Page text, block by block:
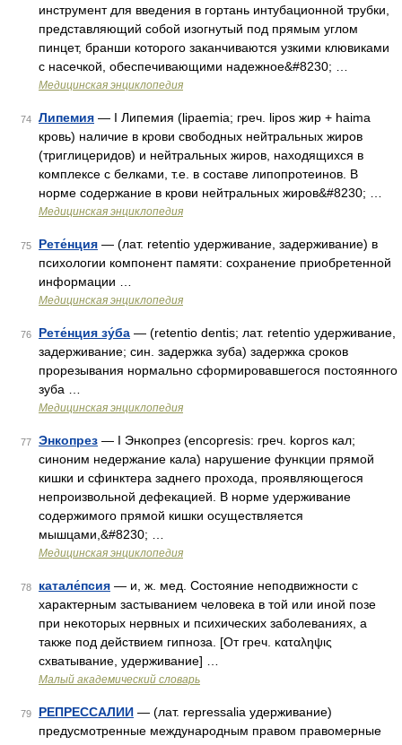
инструмент для введения в гортань интубационной трубки,
представляющий собой изогнутый под прямым углом
пинцет, бранши которого заканчиваются узкими клювиками
с насечкой, обеспечивающими надежное&#8230; …
Медицинская энциклопедия
74 Липемия — I Липемия (lipaemia; греч. lipos жир + haima
кровь) наличие в крови свободных нейтральных жиров
(триглицеридов) и нейтральных жиров, находящихся в
комплексе с белками, т.е. в составе липопротеинов. В
норме содержание в крови нейтральных жиров&#8230; …
Медицинская энциклопедия
75 Рете́нция — (лат. retentio удерживание, задерживание) в
психологии компонент памяти: сохранение приобретенной
информации …
Медицинская энциклопедия
76 Рете́нция зу́ба — (retentio dentis; лат. retentio удерживание,
задерживание; син. задержка зуба) задержка сроков
прорезывания нормально сформировавшегося постоянного
зуба …
Медицинская энциклопедия
77 Энкопрез — I Энкопрез (encopresis: греч. kopros кал;
синоним недержание кала) нарушение функции прямой
кишки и сфинктера заднего прохода, проявляющегося
непроизвольной дефекацией. В норме удерживание
содержимого прямой кишки осуществляется
мышцами,&#8230; …
Медицинская энциклопедия
78 катале́псия — и, ж. мед. Состояние неподвижности с
характерным застыванием человека в той или иной позе
при некоторых нервных и психических заболеваниях, а
также под действием гипноза. [От греч. καταληψις
схватывание, удерживание] …
Малый академический словарь
79 РЕПРЕССАЛИИ — (лат. repressalia удерживание)
предусмотренные международным правом правомерные